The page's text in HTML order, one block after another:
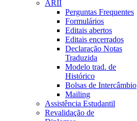
ARII
Perguntas Frequentes
Formulários
Editais abertos
Editais encerrados
Declaração Notas
Traduzida
Modelo trad. de
Histórico
Bolsas de Intercâmbio
Mailing
Assistência Estudantil
Revalidação de